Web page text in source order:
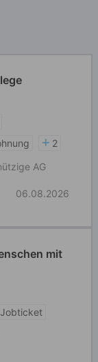
2
AG
06.08.2026
mit
Jobticket